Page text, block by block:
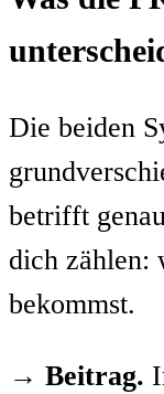
Die beiden
betrifft
dich zählen:
bekommst.
→ Beitrag.